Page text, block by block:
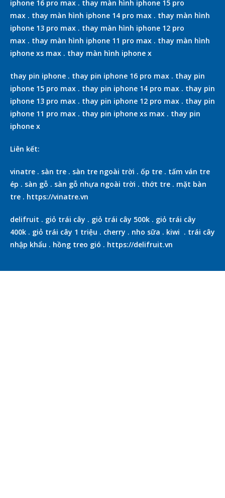
iphone 16 pro max . thay màn hình iphone 15 pro
max . thay màn hình iphone 14 pro max . thay màn hình
iphone 13 pro max . thay màn hình iphone 12 pro
max . thay màn hình iphone 11 pro max . thay màn hình
iphone xs max . thay màn hình iphone x
thay pin iphone . thay pin iphone 16 pro max . thay pin
iphone 15 pro max . thay pin iphone 14 pro max . thay pin
iphone 13 pro max . thay pin iphone 12 pro max . thay pin
iphone 11 pro max . thay pin iphone xs max . thay pin
iphone x
Liên kết:
vinatre . sàn tre . sàn tre ngoài trời . ốp tre . tấm ván tre
ép . sàn gỗ . sàn gỗ nhựa ngoài trời . thớt tre . mặt bàn
tre . https://vinatre.vn
delifruit . giỏ trái cây . giỏ trái cây 500k . giỏ trái cây
400k . giỏ trái cây 1 triệu . cherry . nho sữa . kiwi . trái cây
nhập khẩu . hồng treo gió . https://delifruit.vn